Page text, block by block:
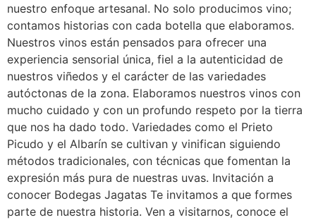
nuestro enfoque artesanal. No solo producimos vino;
contamos historias con cada botella que elaboramos.
Nuestros vinos están pensados para ofrecer una
experiencia sensorial única, fiel a la autenticidad de
nuestros viñedos y el carácter de las variedades
autóctonas de la zona. Elaboramos nuestros vinos con
mucho cuidado y con un profundo respeto por la tierra
que nos ha dado todo. Variedades como el Prieto
Picudo y el Albarín se cultivan y vinifican siguiendo
métodos tradicionales, con técnicas que fomentan la
expresión más pura de nuestras uvas. Invitación a
conocer Bodegas Jagatas Te invitamos a que formes
parte de nuestra historia. Ven a visitarnos, conoce el